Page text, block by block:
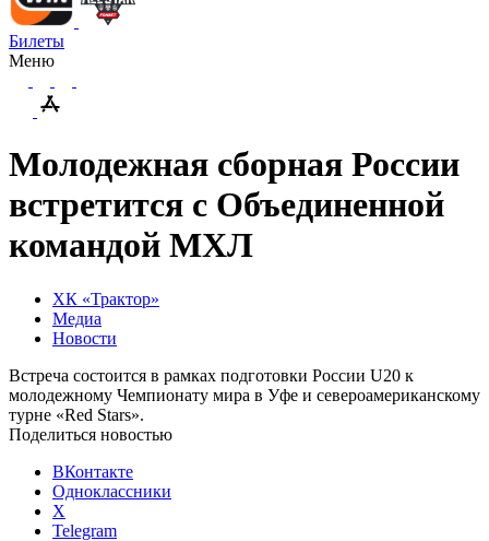
Билеты
Меню
Молодежная сборная России
встретится с Объединенной
командой МХЛ
ХК «Трактор»
Медиа
Новости
Встреча состоится в рамках подготовки России U20 к
молодежному Чемпионату мира в Уфе и североамериканскому
турне «Red Stars».
Поделиться новостью
ВКонтакте
Одноклассники
X
Telegram